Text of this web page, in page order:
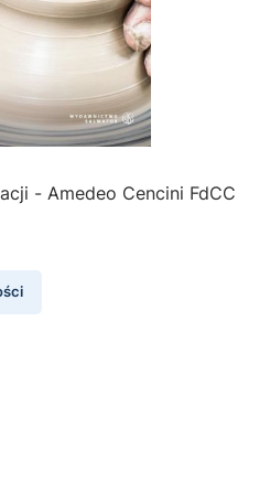
- Amedeo Cencini FdCC